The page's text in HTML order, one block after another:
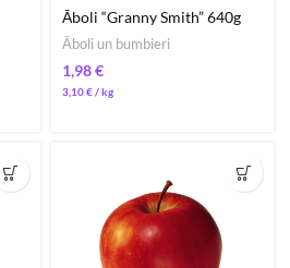
Āboli “Granny Smith” 640g
Āboli un bumbieri
€
3,10€/